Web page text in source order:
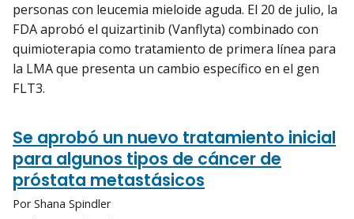
personas con leucemia mieloide aguda. El 20 de julio, la
FDA aprobó el quizartinib (Vanflyta) combinado con
quimioterapia como tratamiento de primera línea para
la LMA que presenta un cambio específico en el gen
FLT3.
Se aprobó un nuevo tratamiento inicial
para algunos tipos de cáncer de
próstata metastásicos
Por Shana Spindler